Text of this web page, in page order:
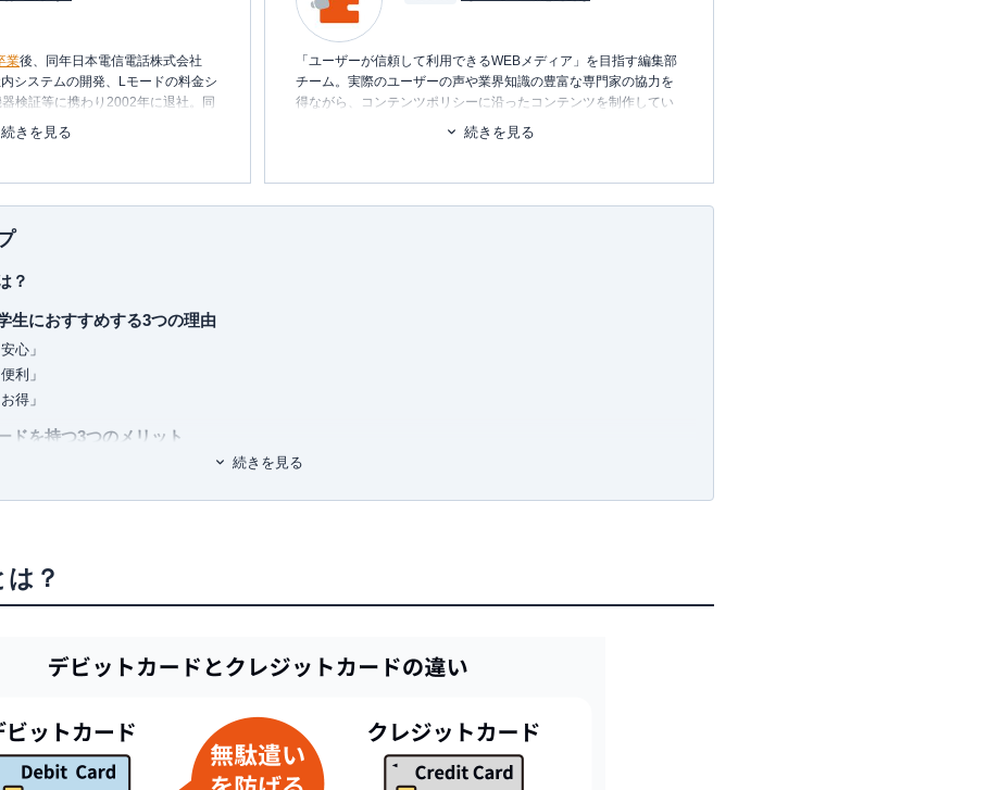
業後、同年日本電信電話株式会社
システムの開発、Lモードの料金シ
検証等に携わり2002年に退社。同
ムの設計・開発・運用を行う。
。ポイント探検倶楽部に掲載されて
イントやマイルを中立の立場で語
れる。
カードの専門家。
まで幅広い層のカードを実際に保
アにて、使った人にしか分からな
います。所有されているすべての
ながら、おトクな使い方、おすすめ
をすべて担当。ポイントのみなら
続きを見る
「ユーザーが信頼して利用できるWEBメディア」を目指す編集部
チーム。実際のユーザーの声や業界知識の豊富な専門家の協力を
得ながら、コンテンツポリシーに沿ったコンテンツを制作してい
ます。暮らしに関するトピックを中心に、読者の「まよい」を解
消し、最適な選択を支援するためのコンテンツを制作中です。
■書籍
初心者でもわかる！お金に関するアレコレの選び方BOOK
続きを見る
？
生におすすめする3つの理由
心」
利」
得」
ドを持つ3つのメリット
リボ払いはできない
設が必要
ドを選ぶ5つのポイント
ッシュバック還元率
続きを見る
？